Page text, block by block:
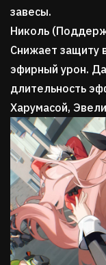
завесы.
Николь
Снижает защиту
эфирный урон.
длительность
Харумасой,